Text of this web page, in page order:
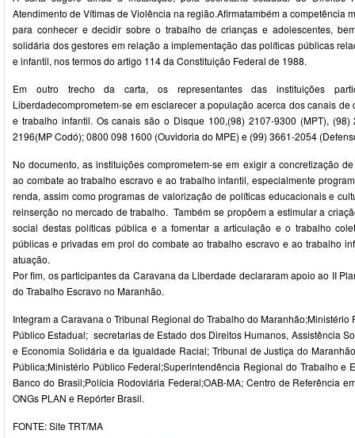
Atendimento de Vítimas de Violência na região.Afirmatambém a competência
para conhecer e decidir sobre o trabalho de crianças e adolescentes,
solidária dos gestores em relação a implementação das políticas públicas
e infantil, nos termos do artigo 114 da Constituição Federal de 1988.
Em outro trecho da carta, os representantes das instituições
Liberdadecomprometem-se em esclarecer a população acerca dos canais
e trabalho infantil. Os canais são o Disque 100,(98) 2107-9300 (MPT), (98)
2196(MP Codó); 0800 098 1600 (Ouvidoria do MPE) e (99) 3661-2054
No documento, as instituições comprometem-se em exigir a concretização
ao combate ao trabalho escravo e ao trabalho infantil, especialmente
renda, assim como programas de valorização de políticas educacionais e
reinserção no mercado de trabalho. Também se propõem a estimular a
social destas políticas pública e a fomentar a articulação e o trabalho
públicas e privadas em prol do combate ao trabalho escravo e ao trabalho
atuação.
Por fim, os participantes da Caravana da Liberdade declararam apoio ao II
do Trabalho Escravo no Maranhão.
Integram a Caravana o Tribunal Regional do Trabalho do Maranhão;Ministério
Público Estadual; secretarias de Estado dos Direitos Humanos, Assistência
e Economia Solidária e da Igualdade Racial; Tribunal de Justiça do
Pública;Ministério Público Federal;Superintendência Regional do Trabalho e
Banco do Brasil;Polícia Rodoviária Federal;OAB-MA; Centro de Referência
ONGs PLAN e Repórter Brasil.
FONTE: Site TRT/MA